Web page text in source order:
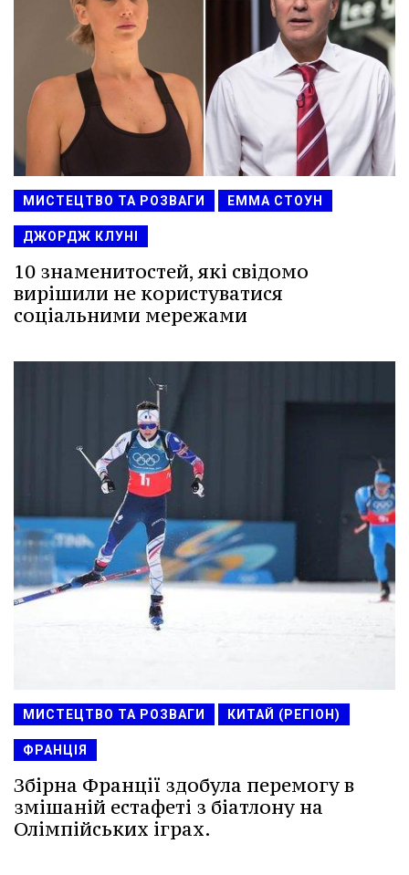
МИСТЕЦТВО ТА РОЗВАГИ ЕММА СТОУН
ДЖОРДЖ КЛУНІ
10 знаменитостей, які свідомо
вирішили не користуватися
соціальними мережами
МИСТЕЦТВО ТА РОЗВАГИ КИТАЙ (РЕГІОН)
ФРАНЦІЯ
Збірна Франції здобула перемогу в
змішаній естафеті з біатлону на
Олімпійських іграх.